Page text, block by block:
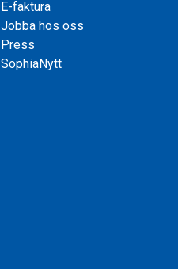
E-faktura
Jobba hos oss
Press
SophiaNytt